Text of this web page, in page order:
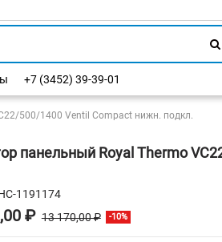
+7 (3452) 39-39-01
500/1400 Ventil Compact нижн. подкл.
панельный Royal Thermo
1191174
₽ 13 170,00 ₽ -10%